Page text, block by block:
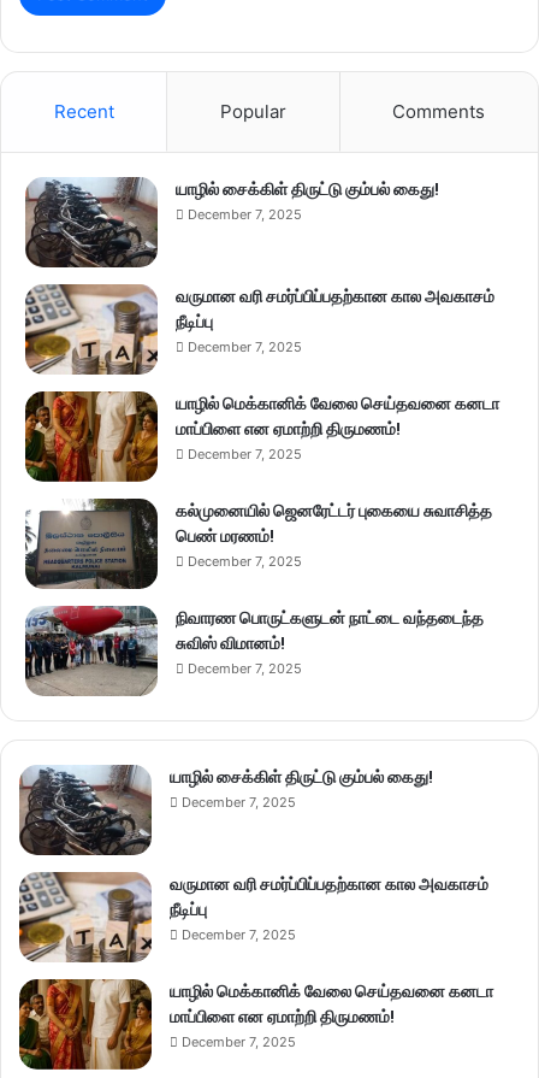
Recent Popular Comments
யாழில் சைக்கிள் திருட்டு கும்பல் கைது!
December 7, 2025
வருமான வரி சமர்ப்பிப்பதற்கான கால அவகாசம்
நீடிப்பு
December 7, 2025
யாழில் மெக்கானிக் வேலை செய்தவனை கனடா
மாப்பிளை என ஏமாற்றி திருமணம்!
December 7, 2025
கல்முனையில் ஜெனரேட்டர் புகையை சுவாசித்த
பெண் மரணம்!
December 7, 2025
நிவாரண பொருட்களுடன் நாட்டை வந்தடைந்த
சுவிஸ் விமானம்!
December 7, 2025
யாழில் சைக்கிள் திருட்டு கும்பல் கைது!
December 7, 2025
வருமான வரி சமர்ப்பிப்பதற்கான கால அவகாசம்
நீடிப்பு
December 7, 2025
யாழில் மெக்கானிக் வேலை செய்தவனை கனடா
மாப்பிளை என ஏமாற்றி திருமணம்!
December 7, 2025